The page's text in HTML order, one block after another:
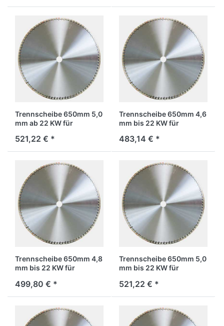
Trennscheibe 650mm 5,0
mm ab 22 KW für
521,22 € *
Trennscheibe 650mm 4,6
mm bis 22 KW für
483,14 € *
Trennscheibe 650mm 4,8
mm bis 22 KW für
499,80 € *
Trennscheibe 650mm 5,0
mm bis 22 KW für
521,22 € *